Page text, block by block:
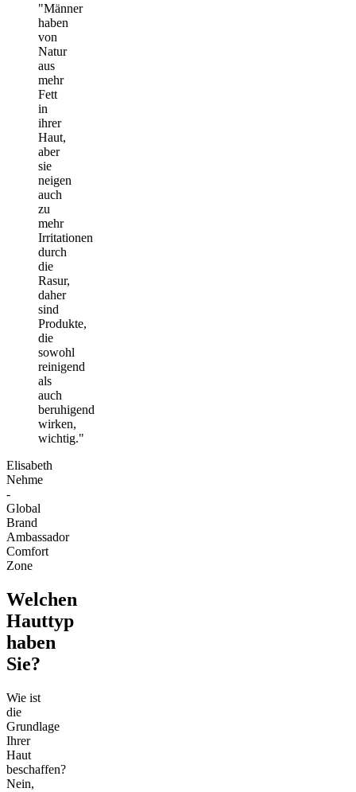
"Männer
haben
von
Natur
aus
mehr
Fett
in
ihrer
Haut,
aber
sie
neigen
auch
zu
mehr
Irritationen
durch
die
Rasur,
daher
sind
Produkte,
die
sowohl
reinigend
als
auch
beruhigend
wirken,
wichtig."
Elisabeth
Nehme
-
Global
Brand
Ambassador
Comfort
Zone
Welchen
Hauttyp
haben
Sie?
Wie ist
die
Grundlage
Ihrer
Haut
beschaffen?
Nein,